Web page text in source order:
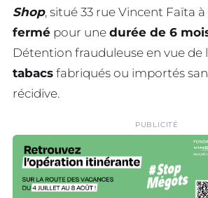
Shop, situé 33 rue Vincent Faïta à
fermé pour une durée de 6
Détention frauduleuse en vue de
tabacs fabriqués ou importés
récidive.
PUBLICITÉ